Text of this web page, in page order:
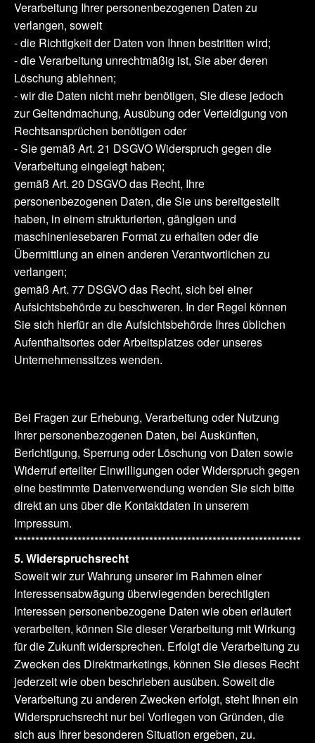
Verarbeitung Ihrer personenbezogenen Daten zu
verlangen, soweit
- die Richtigkeit der Daten von Ihnen bestritten wird;
- die Verarbeitung unrechtmäßig ist, Sie aber deren
Löschung ablehnen;
- wir die Daten nicht mehr benötigen, Sie diese jedoch
zur Geltendmachung, Ausübung oder Verteidigung von
Rechtsansprüchen benötigen oder
- Sie gemäß Art. 21 DSGVO Widerspruch gegen die
Verarbeitung eingelegt haben;
gemäß Art. 20 DSGVO das Recht, Ihre
personenbezogenen Daten, die Sie uns bereitgestellt
haben, in einem strukturierten, gängigen und
maschinenlesebaren Format zu erhalten oder die
Übermittlung an einen anderen Verantwortlichen zu
verlangen;
gemäß Art. 77 DSGVO das Recht, sich bei einer
Aufsichtsbehörde zu beschweren. In der Regel können
Sie sich hierfür an die Aufsichtsbehörde Ihres üblichen
Aufenthaltsortes oder Arbeitsplatzes oder unseres
Unternehmenssitzes wenden.
Bei Fragen zur Erhebung, Verarbeitung oder Nutzung
Ihrer personenbezogenen Daten, bei Auskünften,
Berichtigung, Sperrung oder Löschung von Daten sowie
Widerruf erteilter Einwilligungen oder Widerspruch gegen
eine bestimmte Datenverwendung wenden Sie sich bitte
direkt an uns über die Kontaktdaten in unserem
Impressum.
********************************************************************
5. Widerspruchsrecht
Soweit wir zur Wahrung unserer im Rahmen einer
Interessensabwägung überwiegenden berechtigten
Interessen personenbezogene Daten wie oben erläutert
verarbeiten, können Sie dieser Verarbeitung mit Wirkung
für die Zukunft widersprechen. Erfolgt die Verarbeitung zu
Zwecken des Direktmarketings, können Sie dieses Recht
jederzeit wie oben beschrieben ausüben. Soweit die
Verarbeitung zu anderen Zwecken erfolgt, steht Ihnen ein
Widerspruchsrecht nur bei Vorliegen von Gründen, die
sich aus Ihrer besonderen Situation ergeben, zu.